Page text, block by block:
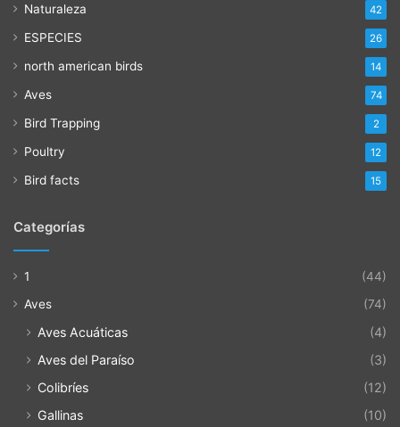
Naturaleza 42
ESPECIES 26
north american birds 14
Aves 74
Bird Trapping 2
Poultry 12
Bird facts 15
Categorías
1
(44)
Aves
(74)
Aves Acuáticas
(4)
Aves del Paraíso
(3)
Colibríes
(12)
Gallinas
(10)